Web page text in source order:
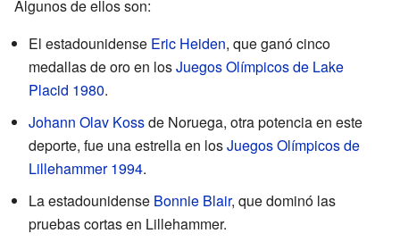
Algunos de ellos son:
El estadounidense Eric Heiden, que ganó cinco
medallas de oro en losJuegos Olímpicos de Lake
Placid 1980.
Johann Olav Kossde Noruega, otra potencia en este
deporte, fue una estrella en losJuegos Olímpicos de
Lillehammer 1994.
La estadounidense Bonnie Blair, que dominó las
pruebas cortas en Lillehammer.